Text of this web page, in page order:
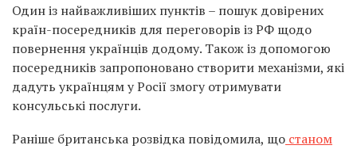
Один із найважливіших пунктів – пошук довірених
країн-посередників для переговорів із РФ щодо
повернення українців додому. Також із допомогою
посередників запропоновано створити механізми, які
дадуть українцям у Росії змогу отримувати
консульські послуги.
Раніше британська розвідка повідомила, що станом